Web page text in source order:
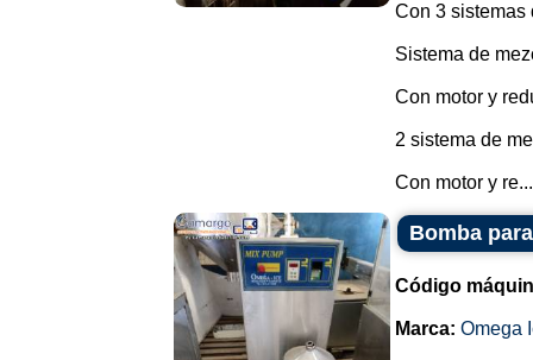
Con 3 sistemas
Sistema de
Con motor y
2 sistema de
Con motor y re...
Bomba
Código
Marca: Omega